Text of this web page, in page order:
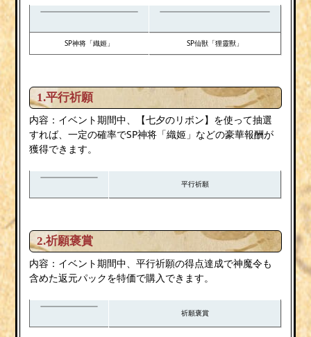
SP神将「織姬」 SP仙獣「狸靈獸」
1.平行祈願
内容：イベント期間中、【七夕のリボン】を使って抽選
すれば、一定の確率でSP神将「織姬」などの豪華報酬が
獲得できます。
平行祈願
2.祈願褒賞
内容：イベント期間中、平行祈願の得点達成で神魔令も
含めた返元パックを特価で購入できます。
祈願褒賞